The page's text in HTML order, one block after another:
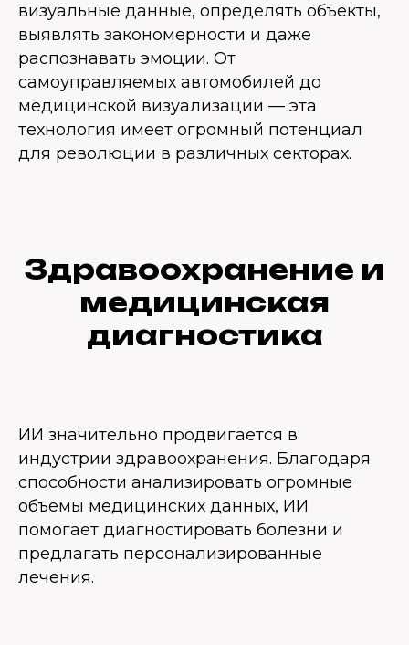
визуальные данные, определять объекты,
выявлять закономерности и даже
распознавать эмоции. От
самоуправляемых автомобилей до
медицинской визуализации — эта
технология имеет огромный потенциал
для революции в различных секторах.
Здравоохранение и
медицинская
диагностика
ИИ значительно продвигается в
индустрии здравоохранения. Благодаря
способности анализировать огромные
объемы медицинских данных, ИИ
помогает диагностировать болезни и
предлагать персонализированные
лечения.